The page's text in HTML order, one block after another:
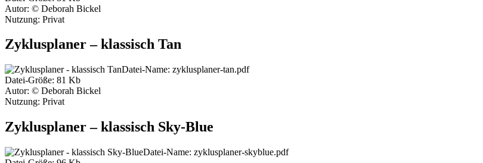
Autor: © Deborah Bickel
Nutzung: Privat
Zyklusplaner – klassisch Tan
Datei-Name: zyklusplaner-tan.pdf
Datei-Größe: 81 Kb
Autor: © Deborah Bickel
Nutzung: Privat
Zyklusplaner – klassisch Sky-Blue
Datei-Name: zyklusplaner-skyblue.pdf